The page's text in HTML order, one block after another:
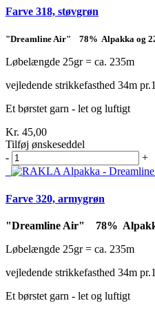
Farve 318, støvgrøn
"Dreamline Air" 78% Alpakka og
Løbelængde 25gr = ca. 235m
vejledende strikkefasthed 34m
Et børstet garn - let og luftigt
Kr. 45,00
Tilføj ønskeseddel
-
+
Farve 320, armygrøn
"Dreamline Air" 78%
Løbelængde 25gr = ca. 235m
vejledende strikkefasthed 34m
Et børstet garn - let og luftigt